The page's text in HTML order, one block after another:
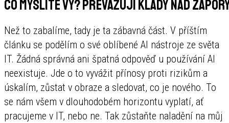
Co myslíte vy? Převažují klady nad
Než to zabalíme, tady je ta zábavná část. V příštím
článku se podělím o své oblíbené AI nástroje ze světa
IT. Žádná správná ani špatná odpověď u používání AI
neexistuje. Jde o to vyvážit přínosy proti rizikům a
úskalím, zůstat v obraze a sledovat, co je nového. To
se nám všem v dlouhodobém horizontu vyplatí, ať
pracujeme v IT, nebo ne. Tak zůstaňte naladění na můj